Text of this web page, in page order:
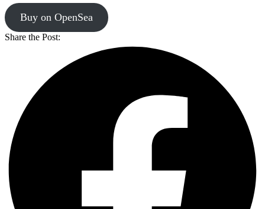
Buy on OpenSea
Share the Post: